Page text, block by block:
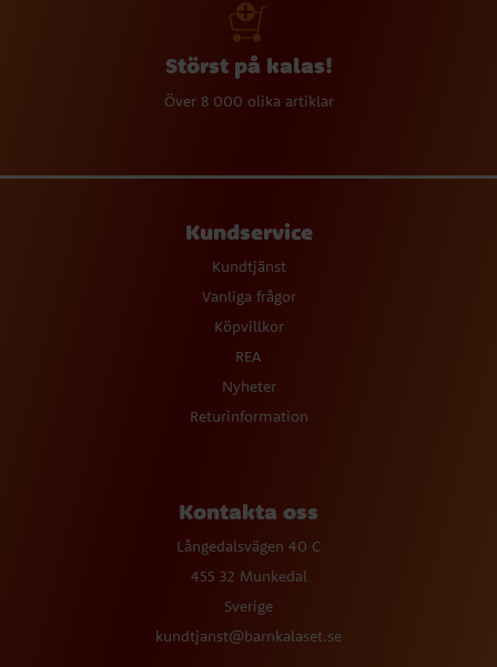
Störst på kalas!
Över 8 000 olika artiklar
Kundservice
Kundtjänst
Vanliga frågor
Köpvillkor
REA
Nyheter
Returinformation
Kontakta oss
Långedalsvägen 40 C
455 32 Munkedal
Sverige
kundtjanst@barnkalaset.se